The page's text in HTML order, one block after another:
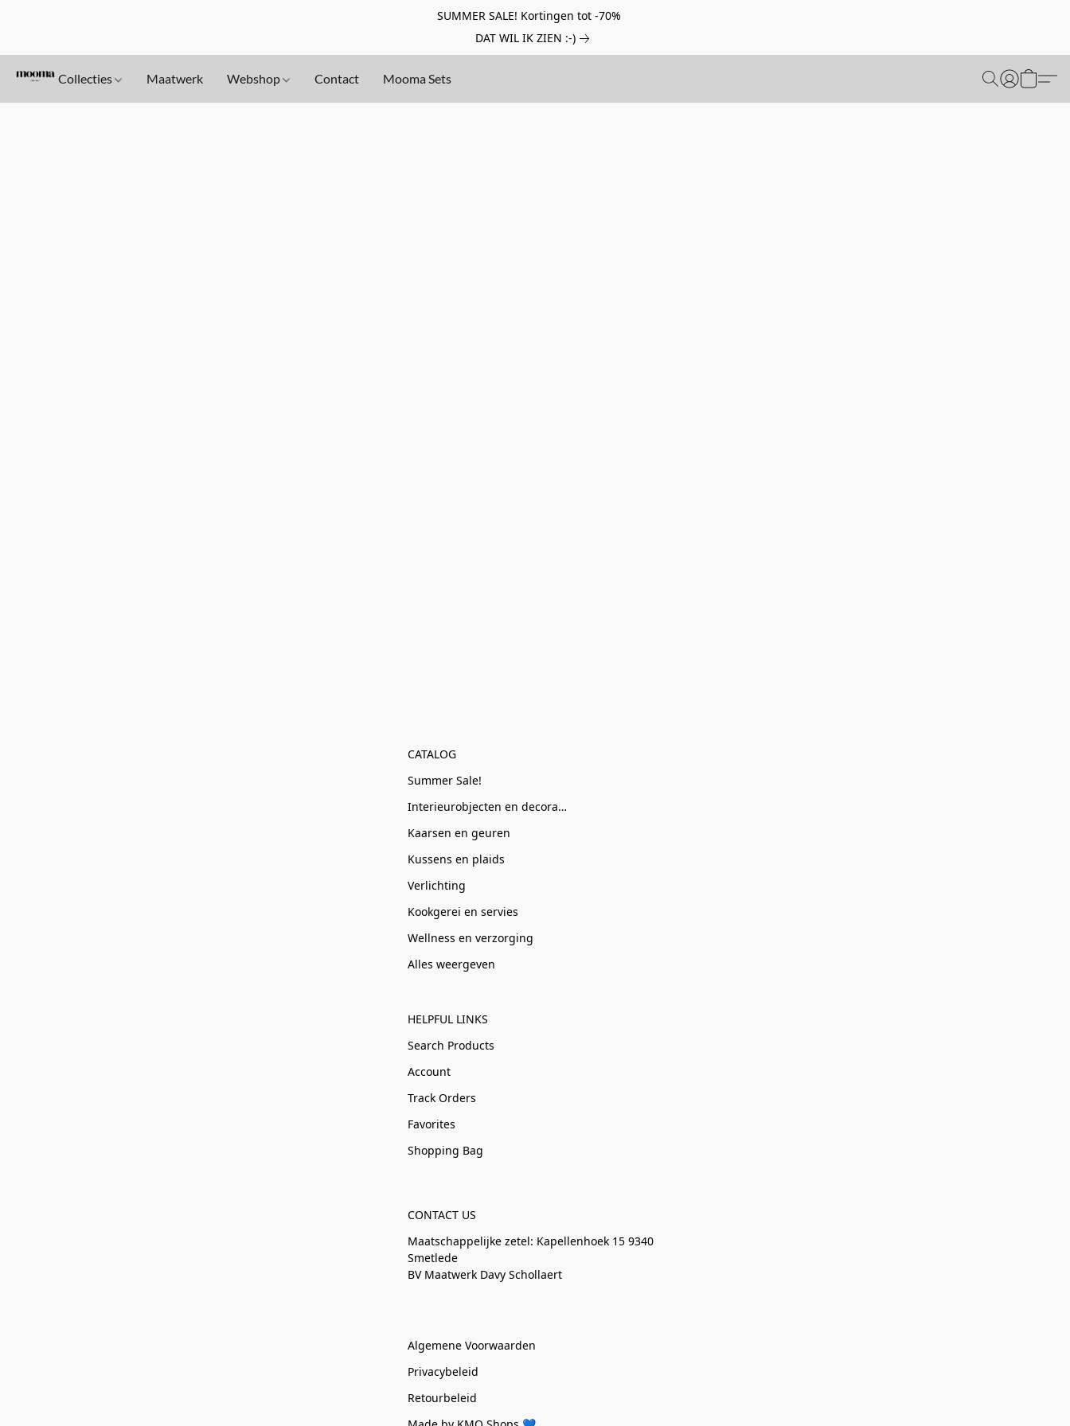
SUMMER SALE! Kortingen tot -70%
DAT WIL IK ZIEN :-)
Collecties Maatwerk Webshop Contact Mooma Sets
CATALOG
Summer Sale!
Interieurobjecten en decoratie
Kaarsen en geuren
Kussens en plaids
Verlichting
Kookgerei en servies
Wellness en verzorging
Alles weergeven
HELPFUL LINKS
Search Products
Account
Track Orders
Favorites
Shopping Bag
CONTACT US
Maatschappelijke zetel: Kapellenhoek 15 9340
Smetlede
BV Maatwerk Davy Schollaert
Algemene Voorwaarden
Privacybeleid
Retourbeleid